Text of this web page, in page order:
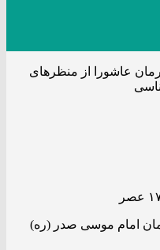
عاشورا از منظرهای
امام موسی صدر (ره)